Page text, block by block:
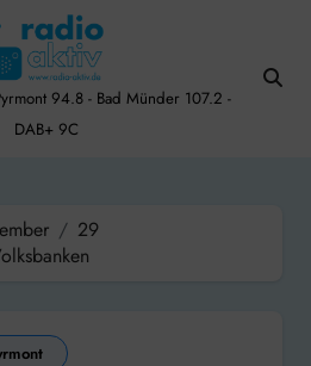
94.8 - Bad Münder 107.2 -
DAB+ 9C
29